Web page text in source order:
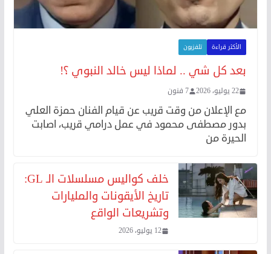
الأكثر قراءة تلفزيون
بعد كل شي .. لماذا ليس خالد النبوي ؟!
22 يوليو، 2026 7 فنون
مع الإعلان من وقت قريب عن قيام الفنان حمزة العلي
بدور مصطفى محمود في عمل درامي قريب، اصابت
الحيرة من
خلف كواليس مسلسلات الـ GL:
تاريخ الأيقونات والمليارات
وتشريعات الواقع
12 يوليو، 2026